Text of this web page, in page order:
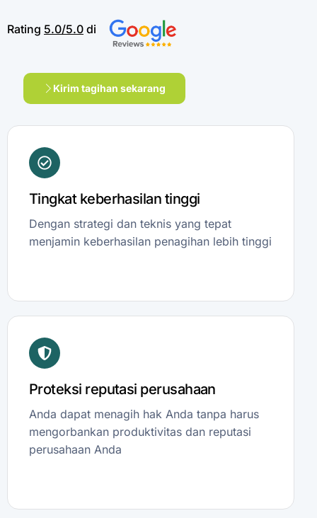
Rating 5.0/5.0 di
Kirim tagihan sekarang
Tingkat keberhasilan tinggi
Dengan strategi dan teknis yang tepat
menjamin keberhasilan penagihan lebih tinggi
Proteksi reputasi perusahaan
Anda dapat menagih hak Anda tanpa harus
mengorbankan produktivitas dan reputasi
perusahaan Anda